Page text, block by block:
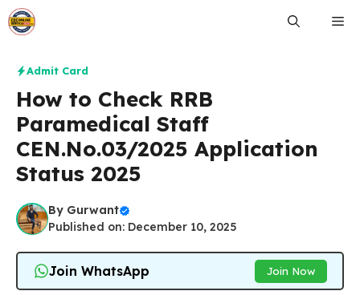
Skip
to
Admit Card
How to Check RRB
Paramedical Staff
CEN.No.03/2025 Application
Status 2025
By Gurwant
Published on: December 10, 2025
Join WhatsApp Join Now